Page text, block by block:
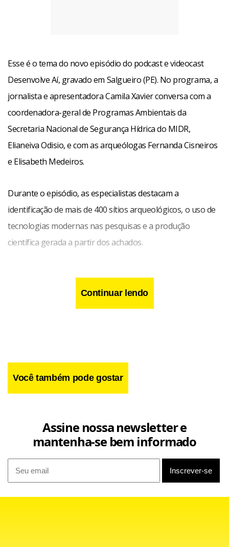
Esse é o tema do novo episódio do podcast e videocast
Desenvolve Aí, gravado em Salgueiro (PE). No programa, a
jornalista e apresentadora Camila Xavier conversa com a
coordenadora-geral de Programas Ambientais da
Secretaria Nacional de Segurança Hídrica do MIDR,
Elianeiva Odisio, e com as arqueólogas Fernanda Cisneiros
e Elisabeth Medeiros.
Durante o episódio, as especialistas destacam a
identificação de mais de 400 sítios arqueológicos, o uso de
tecnologias modernas nas pesquisas e a produção
científica gerada a partir dos achados.
“Estamos preservando a memória dos povos que viveram
nessa região há milhares de anos e transformando essas
Continuar lendo
Você também pode gostar
Assine nossa newsletter e
mantenha-se bem informado